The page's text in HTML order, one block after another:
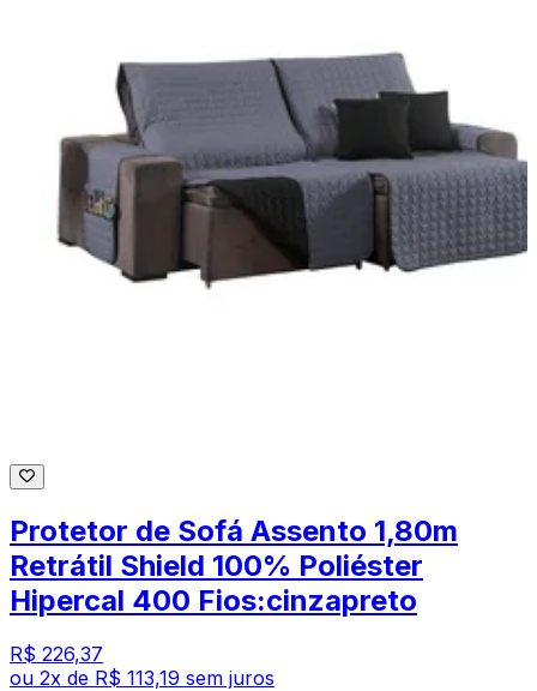
Protetor de Sofá Assento 1,80m
Retrátil Shield 100% Poliéster
Hipercal 400 Fios:cinzapreto
R$ 226,37
ou 2x de R$ 113,19 sem juros